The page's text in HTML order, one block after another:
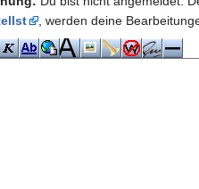
, werden deine